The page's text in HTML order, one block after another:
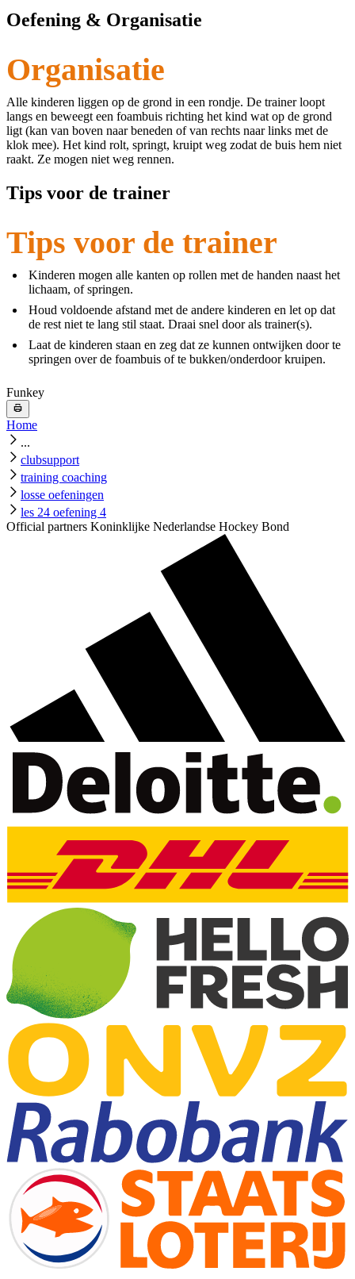
Oefening & Organisatie
Organisatie
Alle kinderen liggen op de grond in een rondje. De trainer loopt
langs en beweegt een foambuis richting het kind wat op de grond
ligt (kan van boven naar beneden of van rechts naar links met de
klok mee). Het kind rolt, springt, kruipt weg zodat de buis hem niet
raakt. Ze mogen niet weg rennen.
Tips voor de trainer
Tips voor de trainer
Kinderen mogen alle kanten op rollen met de handen naast het
lichaam, of springen.
Houd voldoende afstand met de andere kinderen en let op dat
de rest niet te lang stil staat. Draai snel door als trainer(s).
Laat de kinderen staan en zeg dat ze kunnen ontwijken door te
springen over de foambuis of te bukken/onderdoor kruipen.
Funkey
Home
...
clubsupport
training coaching
losse oefeningen
les 24 oefening 4
Official partners Koninklijke Nederlandse Hockey Bond